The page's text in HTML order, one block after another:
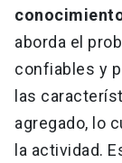
aborda el
confiables y
las
agregado, lo
la actividad.